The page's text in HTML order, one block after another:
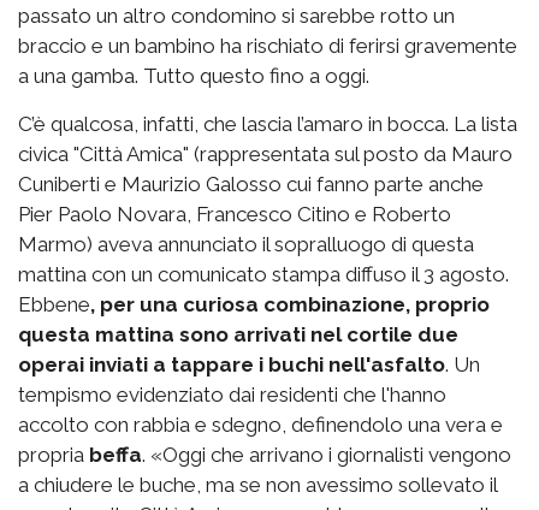
passato un altro condomino si sarebbe rotto un
braccio e un bambino ha rischiato di ferirsi gravemente
a una gamba. Tutto questo fino a oggi.
C’è qualcosa, infatti, che lascia l’amaro in bocca. La lista
civica "Città Amica" (rappresentata sul posto da Mauro
Cuniberti e Maurizio Galosso cui fanno parte anche
Pier Paolo Novara, Francesco Citino e Roberto
Marmo) aveva annunciato il sopralluogo di questa
mattina con un comunicato stampa diffuso il 3 agosto.
Ebbene, per una curiosa combinazione, proprio
questa mattina sono arrivati nel cortile due
operai inviati a tappare i buchi nell'asfalto. Un
tempismo evidenziato dai residenti che l'hanno
accolto con rabbia e sdegno, definendolo una vera e
propria beffa. «Oggi che arrivano i giornalisti vengono
a chiudere le buche, ma se non avessimo sollevato il